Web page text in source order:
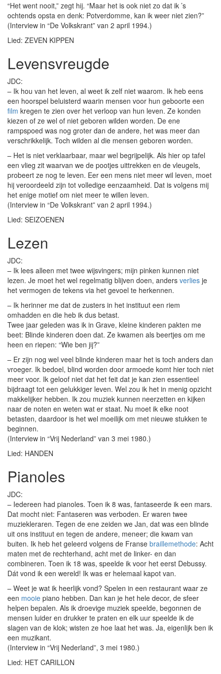
“Het went nooit,” zegt hij. “Maar het is ook niet zo dat ik ’s
ochtends opsta en denk: Potverdomme, kan ik weer niet zien?”
(Interview in “De Volkskrant” van 2 april 1994.)
Lied: ZEVEN KIPPEN
Levensvreugde
JDC:
– Ik hou van het leven, al weet ik zelf niet waarom. Ik heb eens
een hoorspel beluisterd waarin mensen voor hun geboorte een
film kregen te zien over het verloop van hun leven. Ze konden
kiezen of ze wel of niet geboren wilden worden. De ene
rampspoed was nog groter dan de andere, het was meer dan
verschrikkelijk. Toch wilden al die mensen geboren worden.
– Het is niet verklaarbaar, maar wel begrijpelijk. Als hier op tafel
een vlieg zit waarvan we de pootjes uittrekken en de vleugels,
probeert ze nog te leven. Eer een mens niet meer wil leven, moet
hij veroordeeld zijn tot volledige eenzaamheid. Dat is volgens mij
het enige motief om niet meer te willen leven.
(Interview in “De Volkskrant” van 2 april 1994.)
Lied: SEIZOENEN
Lezen
JDC:
– Ik lees alleen met twee wijsvingers; mijn pinken kunnen niet
lezen. Je moet het wel regelmatig blijven doen, anders verlies je
het vermogen de tekens via het gevoel te herkennen.
– Ik herinner me dat de zusters in het instituut een riem
omhadden en die heb ik dus betast.
Twee jaar geleden was ik in Grave, kleine kinderen pakten me
beet: Blinde kinderen doen dat. Ze kwamen als beertjes om me
heen en riepen: “Wie ben jij?”
– Er zijn nog wel veel blinde kinderen maar het is toch anders dan
vroeger. Ik bedoel, blind worden door armoede komt hier toch niet
meer voor. Ik geloof niet dat het feit dat je kan zien essentieel
bijdraagt tot een gelukkiger leven. Wel zou ik het in menig opzicht
makkelijker hebben. Ik zou muziek kunnen neerzetten en kijken
naar de noten en weten wat er staat. Nu moet ik elke noot
betasten, daardoor is het wel moeilijk om met nieuwe stukken te
beginnen.
(Interview in “Vrij Nederland” van 3 mei 1980.)
Lied: HANDEN
Pianoles
JDC:
– Iedereen had pianoles. Toen ik 8 was, fantaseerde ik een mars.
Dat mocht niet: Fantaseren was verboden. Er waren twee
muziekleraren. Tegen de ene zeiden we Jan, dat was een blinde
uit ons instituut en tegen de andere, meneer; die kwam van
buiten. Ik heb het geleerd volgens de Franse braillemethode: Acht
maten met de rechterhand, acht met de linker- en dan
combineren. Toen ik 18 was, speelde ik voor het eerst Debussy.
Dát vond ik een wereld! Ik was er helemaal kapot van.
– Weet je wat ik heerlijk vond? Spelen in een restaurant waar ze
een mooie piano hebben. Dan kan je het hele decor, de sfeer
helpen bepalen. Als ik droevige muziek speelde, begonnen de
mensen luider en drukker te praten en elk uur speelde ik de
slagen van de klok; wisten ze hoe laat het was. Ja, eigenlijk ben ik
een muzikant.
(Interview in “Vrij Nederland”, 3 mei 1980.)
Lied: HET CARILLON